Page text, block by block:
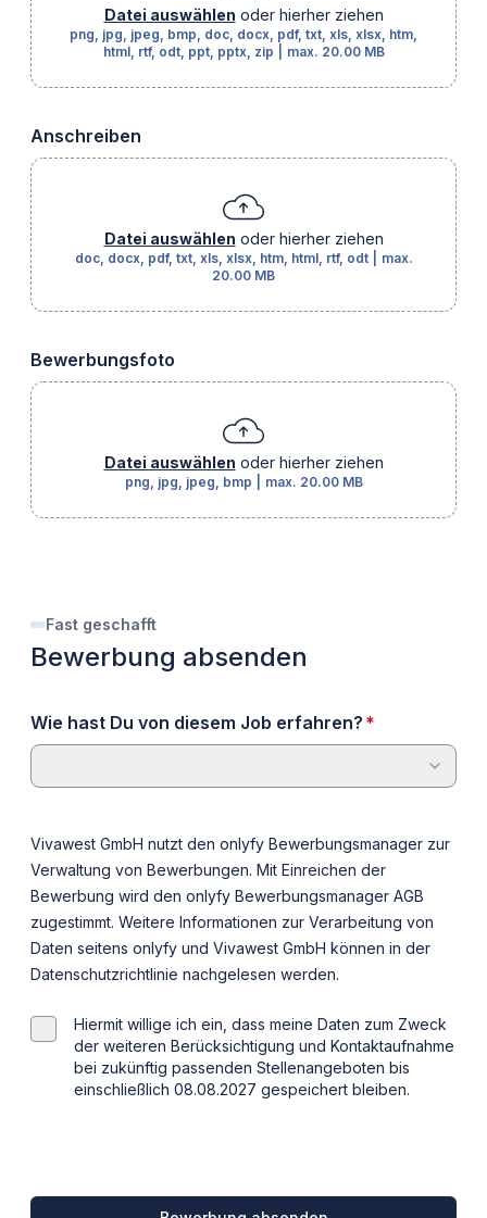
Datei auswählen oder hierher ziehen
png, jpg, jpeg, bmp, doc, docx, pdf, txt, xls, xlsx, htm,
html, rtf, odt, ppt, pptx, zip
max. 20.00 MB
Anschreiben
Datei auswählen oder hierher ziehen
doc, docx, pdf, txt, xls, xlsx, htm, html, rtf, odt
max.
20.00 MB
Bewerbungsfoto
Datei auswählen oder hierher ziehen
png, jpg, jpeg, bmp max. 20.00 MB
Fast geschafft
Bewerbung absenden
Wie hast Du von diesem Job erfahren? *
Vivawest GmbH nutzt den onlyfy Bewerbungsmanager zur
Verwaltung von Bewerbungen. Mit Einreichen der
Bewerbung wird den onlyfy Bewerbungsmanager AGB
zugestimmt. Weitere Informationen zur Verarbeitung von
Daten seitens onlyfy und Vivawest GmbH können in der
Datenschutzrichtlinie nachgelesen werden.
Hiermit willige ich ein, dass meine Daten zum Zweck
der weiteren Berücksichtigung und Kontaktaufnahme
bei zukünftig passenden Stellenangeboten bis
einschließlich 08.08.2027 gespeichert bleiben.